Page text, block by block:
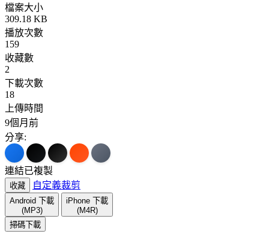
檔案大小
309.18 KB
播放次數
159
收藏數
2
下載次數
18
上傳時間
9個月前
分享:
連結已複製
收藏 自定義裁剪
Android 下載
(MP3)
iPhone 下載
(M4R)
掃碼下載